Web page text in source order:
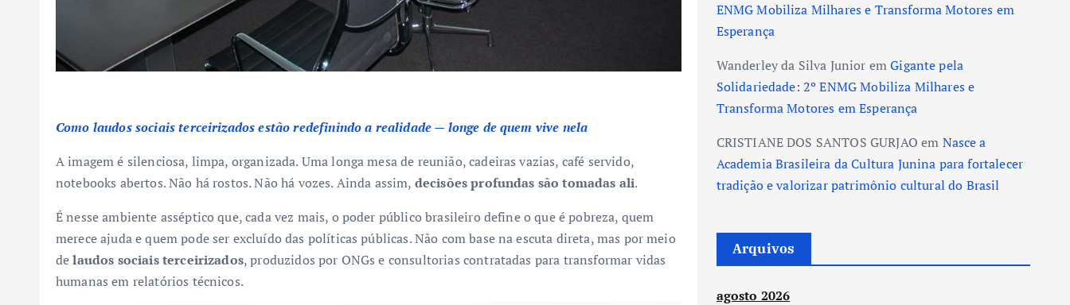
Como laudos sociais terceirizados estão redefinindo a realidade — longe de quem vive nela
A imagem é silenciosa, limpa, organizada. Uma longa mesa de reunião, cadeiras vazias, café servido,
notebooks abertos. Não há rostos. Não há vozes. Ainda assim, decisões profundas são tomadas ali.
É nesse ambiente asséptico que, cada vez mais, o poder público brasileiro define o que é pobreza, quem
merece ajuda e quem pode ser excluído das políticas públicas. Não com base na escuta direta, mas por meio
delaudos sociais terceirizados, produzidos por ONGs e consultorias contratadas para transformar vidas
humanas em relatórios técnicos.
ENMG Mobiliza Milhares e Transforma Motores em
Esperança
Wanderley da Silva Junior emGigante pela
Solidariedade: 2º ENMG Mobiliza Milhares e
Transforma Motores em Esperança
CRISTIANE DOS SANTOS GURJAO em Nasce a
Academia Brasileira da Cultura Junina para fortalecer
tradição e valorizar patrimônio cultural do Brasil
Arquivos
agosto 2026